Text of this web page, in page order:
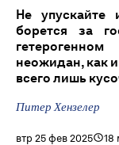
Не упускайте
борется за
неожидан, как
всего лишь
Питер Хензелер
втр 25 фев 2025 18